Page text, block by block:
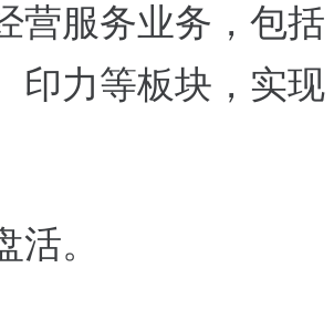
营服务业务，包括
印力等板块，实现
。